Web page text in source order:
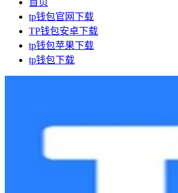
首页
tp钱包官网下载
TP钱包安卓下载
tp钱包苹果下载
tp钱包下载